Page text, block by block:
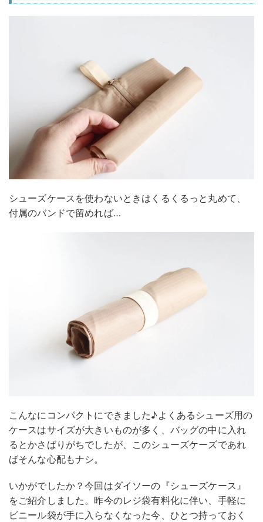
シューズケースを使わないときはくるくるっと丸めて、
付属のバンドで留めれば…
こんなにコンパクトにできました♪よくあるシューズ用の
ケースはサイズが大きいものが多く、バッグの中に入れ
るとかさばりがちでしたが、このシューズケーズであれ
ばそんな心配もナシ。
いかがでしたか？今回はダイソーの『シューズケース』
をご紹介しました。昨今のレジ袋有料化に伴い、手軽に
ビニール袋が手に入らなくなった今、ひとつ持っておく